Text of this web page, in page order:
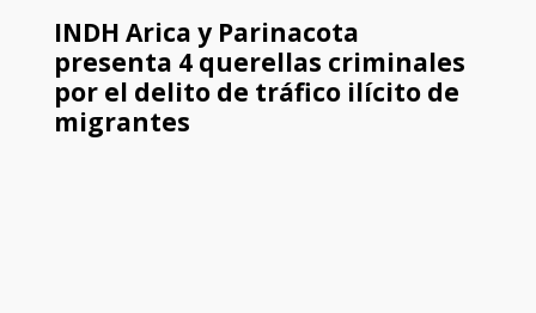
INDH Arica y Parinacota
presenta 4 querellas criminales
por el delito de tráfico ilícito de
migrantes